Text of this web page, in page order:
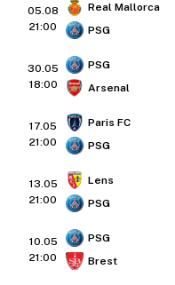
05.08
21:00
Real Mallorca
PSG
30.05
18:00
PSG
Arsenal
17.05
21:00
Paris FC
PSG
13.05
21:00
Lens
PSG
10.05
21:00
PSG
Brest